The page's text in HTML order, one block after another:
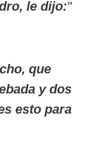
le dijo:"
que
y dos
esto para